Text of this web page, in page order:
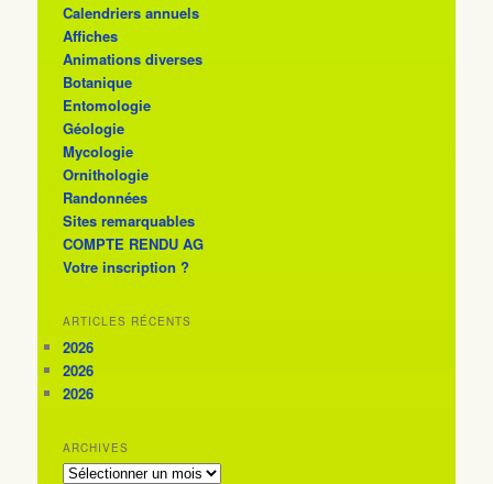
Calendriers annuels
Affiches
Animations diverses
Botanique
Entomologie
Géologie
Mycologie
Ornithologie
Randonnées
Sites remarquables
COMPTE RENDU AG
Votre inscription ?
ARTICLES RÉCENTS
2026
2026
2026
ARCHIVES
ARCHIVES